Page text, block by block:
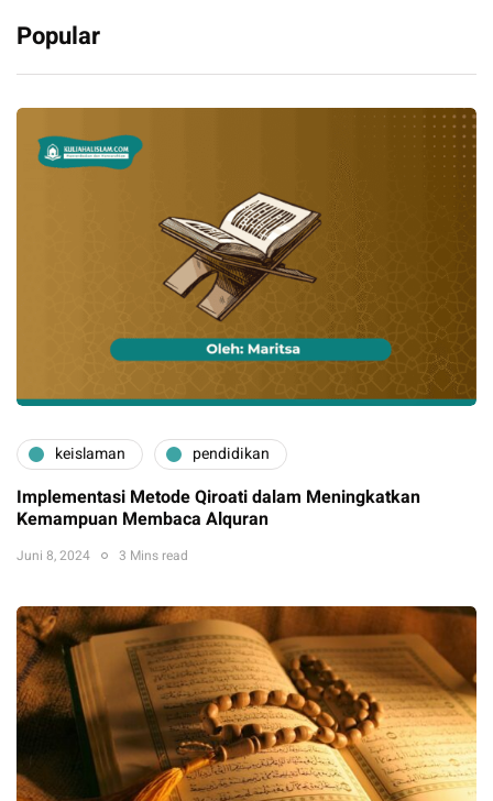
Popular
keislaman pendidikan
Implementasi Metode Qiroati dalam Meningkatkan
Kemampuan Membaca Alquran
Juni 8, 2024 3 Mins read